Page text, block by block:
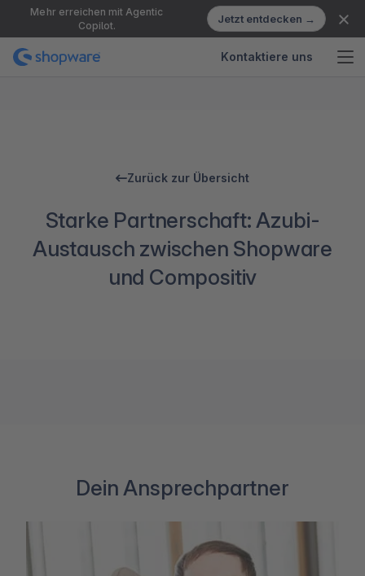
Mehr erreichen mit Agentic
Copilot.
Jetzt entdecken →
Kontaktiere uns
Zurück zur Übersicht
Starke Partnerschaft: Azubi-
Austausch zwischen Shopware
und Compositiv
Dein Ansprechpartner